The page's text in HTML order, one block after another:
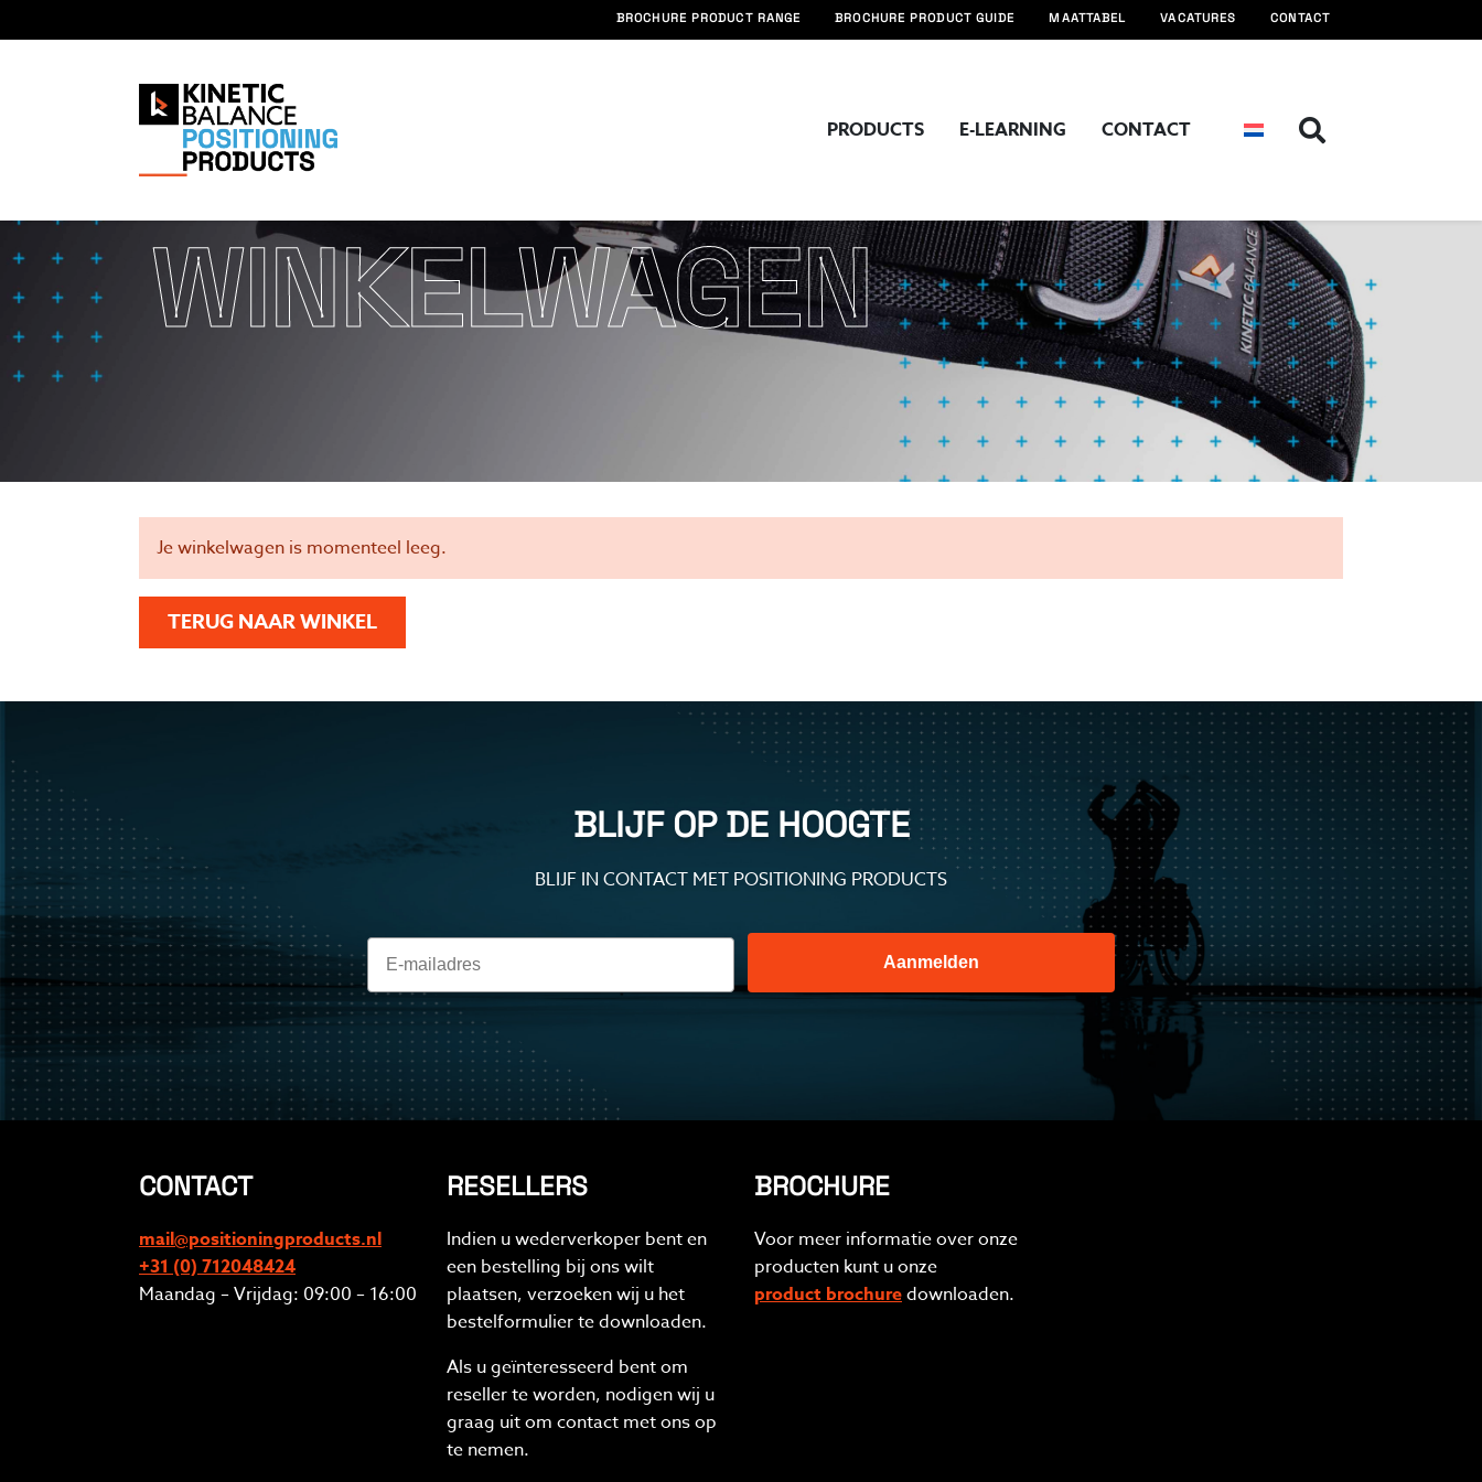
BROCHURE PRODUCT RANGE BROCHURE PRODUCT GUIDE MAATTABEL VACATURES CONTACT
PRODUCTS E-LEARNING CONTACT
WINKELWAGEN
Winkelwagen
Je winkelwagen is momenteel leeg.
TERUG NAAR WINKEL
BLIJF OP DE HOOGTE
BLIJF IN CONTACT MET POSITIONING PRODUCTS
Aanmelden
CONTACT
mail@positioningproducts.nl
+31 (0) 712048424
Maandag – Vrijdag: 09:00 – 16:00
RESELLERS
Indien u wederverkoper bent en
een bestelling bij ons wilt
plaatsen, verzoeken wij u het
bestelformulier te downloaden.
Als u geïnteresseerd bent om
reseller te worden, nodigen wij u
graag uit om contact met ons op
te nemen.
BROCHURE
Voor meer informatie over onze
producten kunt u onze
product brochuredownloaden.